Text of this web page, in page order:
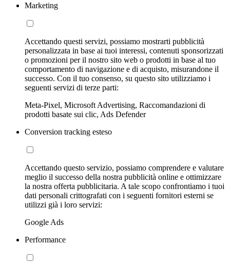
Marketing
Accettando questi servizi, possiamo mostrarti pubblicità
personalizzata in base ai tuoi interessi, contenuti sponsorizzati
o promozioni per il nostro sito web o prodotti in base al tuo
comportamento di navigazione e di acquisto, misurandone il
successo. Con il tuo consenso, su questo sito utilizziamo i
seguenti servizi di terze parti:
Meta-Pixel, Microsoft Advertising, Raccomandazioni di
prodotti basate sui clic, Ads Defender
Conversion tracking esteso
Accettando questo servizio, possiamo comprendere e valutare
meglio il successo della nostra pubblicità online e ottimizzare
la nostra offerta pubblicitaria. A tale scopo confrontiamo i tuoi
dati personali crittografati con i seguenti fornitori esterni se
utilizzi già i loro servizi:
Google Ads
Performance